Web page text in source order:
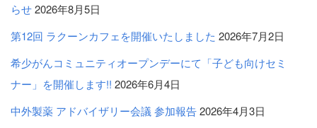
らせ2026年8月5日
第12回 ラクーンカフェを開催いたしました 2026年7月2日
希少がんコミュニティオープンデーにて「子ども向けセミ
ナー」を開催します!! 2026年6月4日
中外製薬 アドバイザリー会議 参加報告2026年4月3日